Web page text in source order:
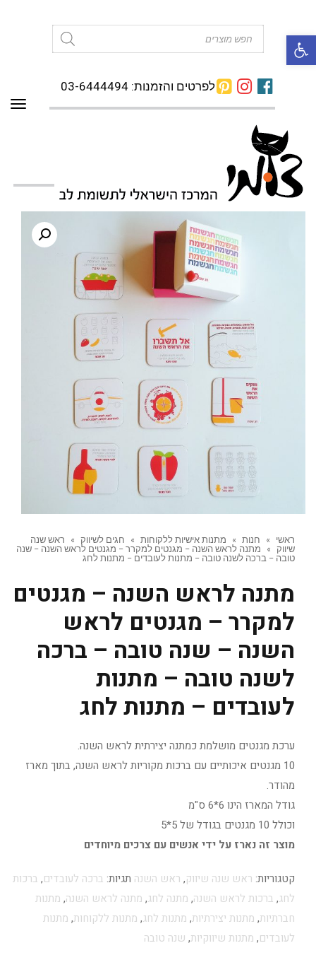
פתח סרגל נגישות
לפרטים והזמנות: 03-6444494
ראשי » חנות » מתנות אישיות ללקוחות » חגים לשיווק »
ראש שנה
שיווק »
מתנה לראש השנה – מגנטים למקרר – מגנטים לראש השנה – שנה
טובה – ברכה לשנה טובה – מתנות לעובדים – מתנות לחג
מתנה לראש השנה – מגנטים
למקרר – מגנטים לראש
השנה – שנה טובה – ברכה
לשנה טובה – מתנות
לעובדים – מתנות לחג
ערכת מגנטים מושלמת כמתנה יצירתית לראש השנה.
10 מגנטים איכותיים עם ברכות מקוריות לראש השנה, בתוך מארז
מהודר.
גודל המארז הינו 6*6 ס"מ
וכולל 10 מגנטים בגודל של 5*5
מוצר זה נארז על ידי אנשים עם צרכים מיוחדים
קטגוריות: ראש שנה שיווק, ראש השנה תגיות: ברכה לעובדים, ברכות
לחג, ברכות לראש השנה, מתנה לחג, מתנה לראש השנה, מתנות
חברתיות, מתנות יצירתיות, מתנות לחג, מתנות ללקוחות, מתנות
לעובדים, מתנות שיווקיות, שנה טובה